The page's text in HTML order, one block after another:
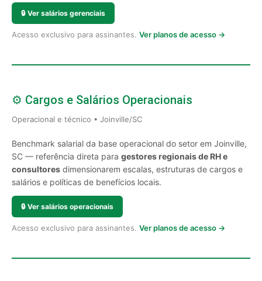
🔒 Ver salários gerenciais
Acesso exclusivo para assinantes. Ver planos de acesso →
⚙️ Cargos e Salários Operacionais
Operacional e técnico • Joinville/SC
Benchmark salarial da base operacional do setor em Joinville,
SC — referência direta para gestores regionais de RH e
consultores dimensionarem escalas, estruturas de cargos e
salários e políticas de benefícios locais.
🔒 Ver salários operacionais
Acesso exclusivo para assinantes. Ver planos de acesso →